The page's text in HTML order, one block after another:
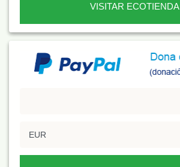
VISITAR ECOTIENDA